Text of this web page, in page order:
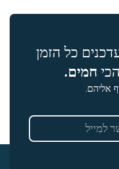
כל הזמן
חמים.
אליהם.